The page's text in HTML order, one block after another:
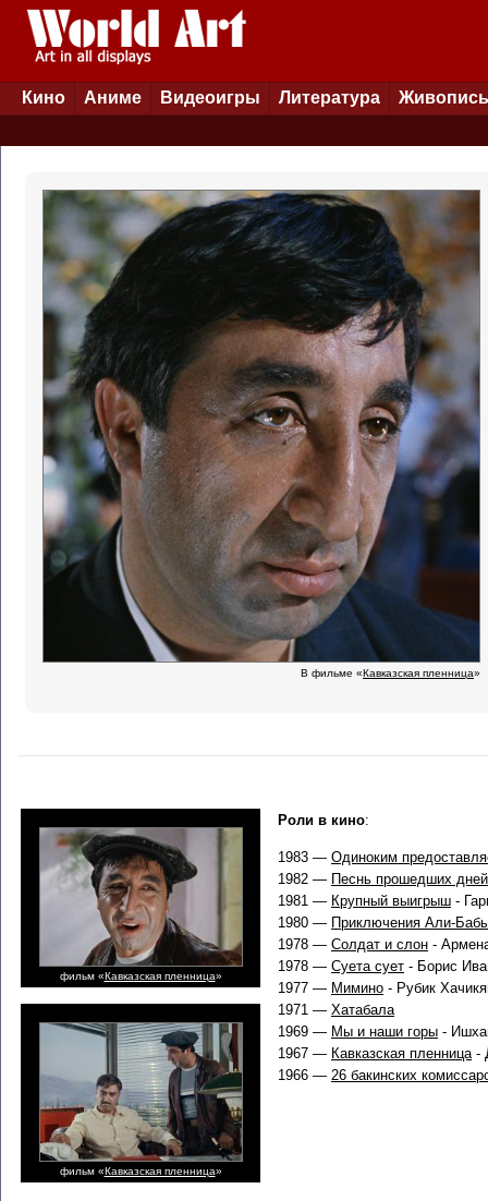
Кино Аниме Видеоигры Литература Живопись
В фильме «Кавказская пленница»
фильм «Кавказская пленница»
фильм «Кавказская пленница»
Роли в кино:
1983 — Одиноким
1982 — Песнь прошедших дней
1981 — Крупный выигрыш -
1980 — Приключения Али-
1978 — Солдат и слон -
1978 — Суета сует - Борис
1977 — Мимино - Рубик
1971 — Хатабала
1969 — Мы и наши горы -
1967 — Кавказская пленница-
1966 — 26 бакинских